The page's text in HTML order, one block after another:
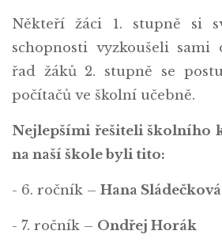
Někteří žáci 1. stupně si
schopnosti vyzkoušeli sami
řad žáků 2. stupně se
počítačů ve školní učebně.
Nejlepšími řešiteli školního
na naší škole byli tito:
- 6. ročník – Hana Sládečková
- 7. ročník – Ondřej Horák